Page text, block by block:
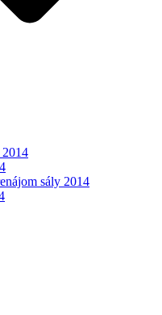
sály 2014